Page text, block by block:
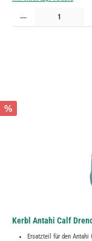
Produkt Anzahl: Gib den
%
Kerbl Antahi Calf
Ersatzteil für den Antahi